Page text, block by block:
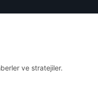
ve stratejiler.